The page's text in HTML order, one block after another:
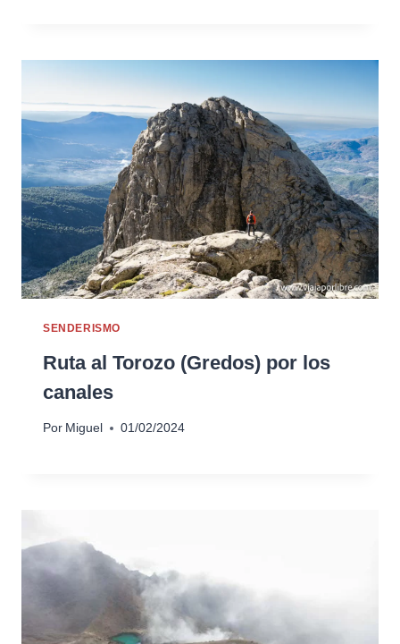
SENDERISMO
Ruta al Torozo (Gredos) por los
canales
Por Miguel 01/02/2024